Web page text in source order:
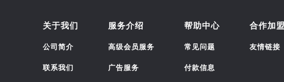
关于我们
公司简介
联系我们
服务介绍
高级会员服务
广告服务
帮助中心
常见问题
付款信息
合作加盟
友情链接